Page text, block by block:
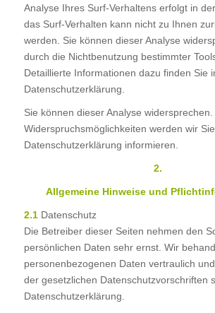
Analyse Ihres Surf-Verhaltens erfolgt in
das Surf-Verhalten kann nicht zu Ihnen
werden. Sie können dieser Analyse
durch die Nichtbenutzung bestimmter
Detaillierte Informationen dazu finden Sie
Datenschutzerklärung.
Sie können dieser Analyse
Widerspruchsmöglichkeiten werden wir
Datenschutzerklärung informieren.
2.
Allgemeine Hinweise und
2.1Datenschutz
Die Betreiber dieser Seiten nehmen den
persönlichen Daten sehr ernst. Wir
personenbezogenen Daten vertraulich
der gesetzlichen Datenschutzvorschriften
Datenschutzerklärung.